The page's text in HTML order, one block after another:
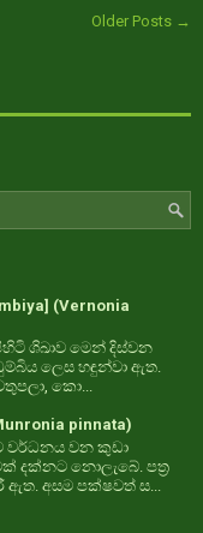
Older Posts →
(Vernonia
ශිඛාව මෙන් දිස්වන
ලෙස හඳුන්වා ඇත.
කො...
pinnata)
වර්ධනය වන කුඩා
දක්නට නොලැබේ. පත්‍ර
අසම පක්ෂවත් ස...